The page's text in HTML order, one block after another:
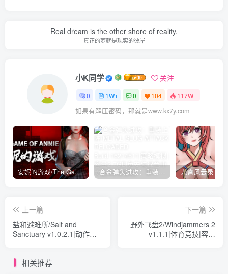
Real dream is the other shore of reality.
真正的梦就是现实的彼岸
小K同学 关注
0 1W+ 0 104 117W+
如果有解压密码，那就是www.kx7y.com
安妮的游戏/The Game of Annie v0.99981|射击动作|容量14.6GB|免安装绿色中文版 合金弹头进攻：重装上阵/METAL SLUG ATTACK RELOADED Build.16214511|策略模拟|容量2.7GB|免安装绿色中文版
上一篇
盐和避难所/Salt and
Sanctuary v1.0.2.1|动作冒
下一篇
野外飞盘2/Windjammers 2
v1.1.1|体育竞技|容量
相关推荐